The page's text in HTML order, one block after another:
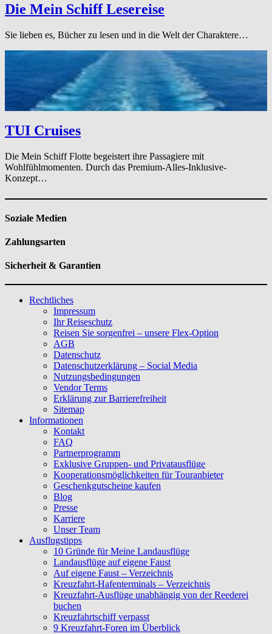
Die Mein Schiff Lesereise
Sie lieben es, Bücher zu lesen und in die Welt der Charaktere…
TUI Cruises
Die Mein Schiff Flotte begeistert ihre Passagiere mit
Wohlfühlmomenten. Durch das Premium-Alles-Inklusive-
Konzept…
Soziale Medien
Zahlungsarten
Sicherheit & Garantien
Rechtliches
Impressum
Ihr Reiseschutz
Reisen Sie sorgenfrei – unsere Flex-Option
AGB
Datenschutz
Datenschutzerklärung – Social Media
Nutzungsbedingungen
Vendor Terms
Erklärung zur Barrierefreiheit
Sitemap
Informationen
Kontakt
FAQ
Partnerprogramm
Exklusive Gruppen- und Privatausflüge
Kooperationsmöglichkeiten für Touranbieter
Geschenkgutscheine kaufen
Blog
Presse
Karriere
Unser Team
Ausflugstipps
10 Gründe für Meine Landausflüge
Landausflüge auf eigene Faust
Auf eigene Faust – Verzeichnis
Kreuzfahrt-Hafenterminals – Verzeichnis
Kreuzfahrt-Ausflüge unabhängig von der Reederei
buchen
Kreuzfahrtschiff verpasst
9 Kreuzfahrt-Foren im Überblick